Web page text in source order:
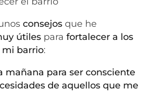
consejos que he
útiles para fortalecer a los
barrio:
mañana para ser consciente
de aquellos que me